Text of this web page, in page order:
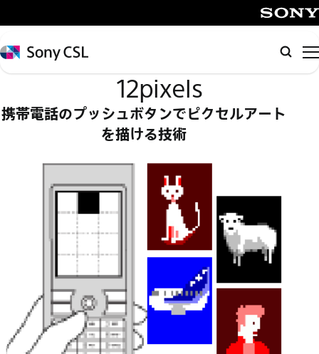
イ
ン
コ
ン
Sony
CSL
検
索
12pixels
携帯電話のプッシュボタンでピクセルアート
を描ける技術